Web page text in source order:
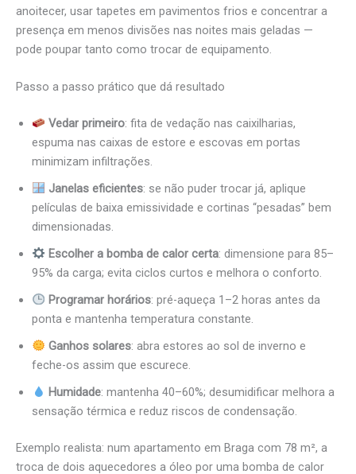
anoitecer, usar tapetes em pavimentos frios e concentrar a
presença em menos divisões nas noites mais geladas —
pode poupar tanto como trocar de equipamento.
Passo a passo prático que dá resultado
Vedar primeiro: fita de vedação nas caixilharias,
espuma nas caixas de estore e escovas em portas
minimizam infiltrações.
Janelas eficientes: se não puder trocar já, aplique
películas de baixa emissividade e cortinas “pesadas” bem
dimensionadas.
Escolher a bomba de calor certa: dimensione para 85–
95% da carga; evita ciclos curtos e melhora o conforto.
Programar horários: pré-aqueça 1–2 horas antes da
ponta e mantenha temperatura constante.
Ganhos solares: abra estores ao sol de inverno e
feche-os assim que escurece.
Humidade: mantenha 40–60%; desumidificar melhora a
sensação térmica e reduz riscos de condensação.
Exemplo realista: num apartamento em Braga com 78 m², a
troca de dois aquecedores a óleo por uma bomba de calor